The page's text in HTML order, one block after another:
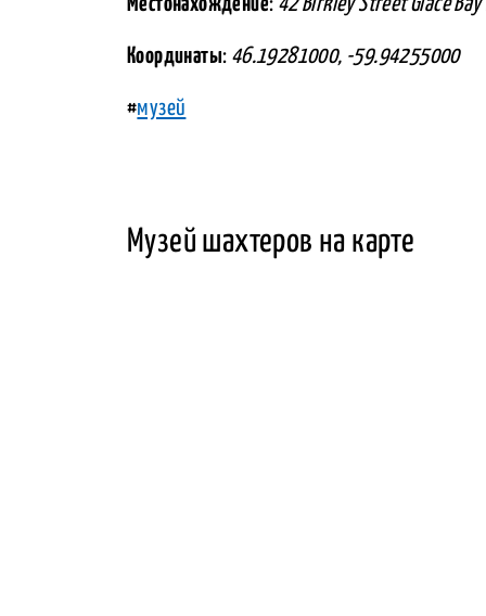
Координаты: 46.19281000, -59.94255000
#музей
Музей шахтеров на карте